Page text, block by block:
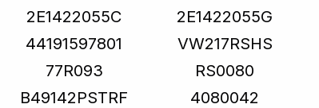
2E1422055C 2E1422055G
44191597801 VW217RSHS
77R093 RS0080
B49142PSTRF 4080042